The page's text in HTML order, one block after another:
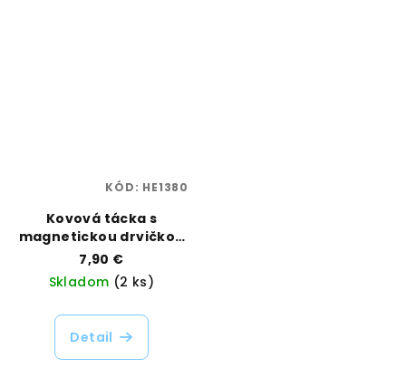
Kovová tácka s
magnetickou drvičkou
– Gorilla Glue, veľkosť
Large | Best Buds |
Vaporama
7,90 €
Skladom (2 ks)
Detail
KÓD: HE1380